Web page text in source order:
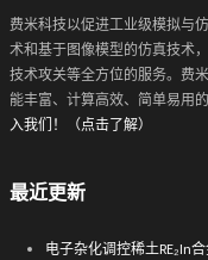
费米科技以促进工业级模拟与
术和基于图像模型的仿真技术
技术攻关等全方位的服务。费
能丰富、计算高效、简单易用
入我们！（点击了解）
最近更新
电子杂化调控稀土RE₂In